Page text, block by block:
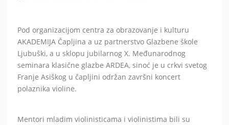
Pod organizacijom centra za obrazovanje i kulturu
AKADEMIJA Čapljina a uz partnerstvo Glazbene škole
Ljubuški, a u sklopu jubilarnog X. Međunarodnog
seminara klasične glazbe ARDEA, sinoć je u crkvi svetog
Franje Asiškog u čapljini održan završni koncert
polaznika violine.
Mentori mladim violinisticama i violinistima bili su